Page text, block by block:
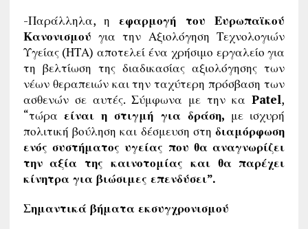
-Παράλληλα, η εφαρμογή του Ευρωπαϊκού
Κανονισμού για την Αξιολόγηση Τεχνολογιών
Υγείας (ΗΤΑ) αποτελεί ένα χρήσιμο εργαλείο για
τη βελτίωση της διαδικασίας αξιολόγησης των
νέων θεραπειών και την ταχύτερη πρόσβαση των
ασθενών σε αυτές. Σύμφωνα με την καPatel,
“τώρα είναι η στιγμή για δράση, με ισχυρή
πολιτική βούληση και δέσμευση στηδιαμόρφωση
ενός συστήματος υγείας που θα αναγνωρίζει
την αξία της καινοτομίας και θα παρέχει
κίνητρα για βιώσιμες επενδύσει”.
Σημαντικά βήματα εκσυγχρονισμού